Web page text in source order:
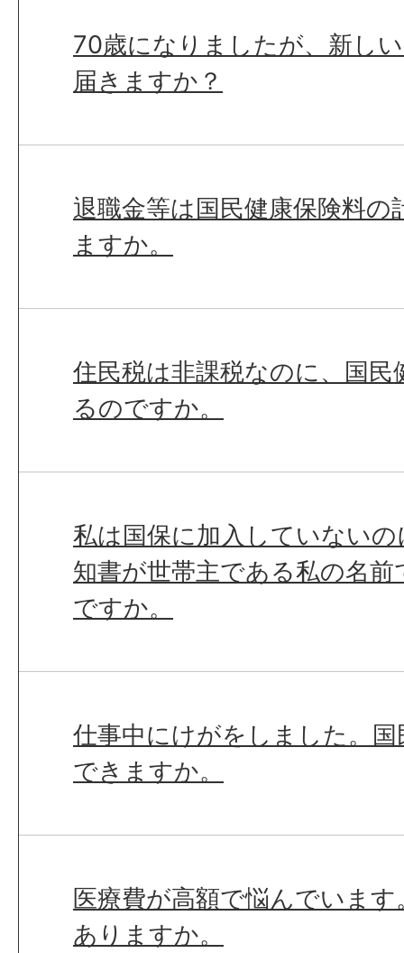
70歳になりましたが、新し
届きますか？
退職金等は国民健康保険料の
ますか。
住民税は非課税なのに、国民
るのですか。
私は国保に加入していない
知書が世帯主である私の名
ですか。
仕事中にけがをしました。
できますか。
医療費が高額で悩んでいま
ありますか。